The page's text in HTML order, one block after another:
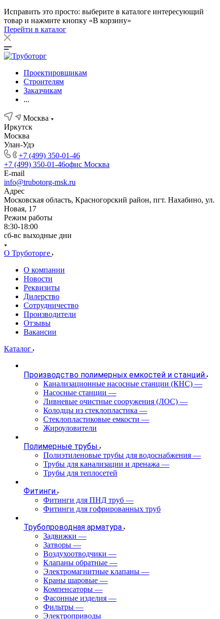
Исправить это просто: выберите в каталоге интересующий
товар и нажмите кнопку «В корзину»
Перейти в каталог
Проектировщикам
Строителям
Заказчикам
...
Москва
Иркутск
Москва
Улан-Удэ
+7 (499) 350-01-46
+7 (499) 350-01-46офис Москва
E-mail
info@trubotorg-msk.ru
Адрес
Московская область, Красногорский район, пгт. Нахабино, ул.
Новая, 17
Режим работы
8:30-18:00
сб-вс выходные дни
О Труботорге
О компании
Новости
Реквизиты
Дилерство
Сотрудничество
Производители
Отзывы
Вакансии
Каталог
Производство полимерных емкостей и станций
Канализационные насосные станции (КНС) —
Насосные станции —
Ливневые очистные сооружения (ЛОС) —
Колодцы из стеклопластика —
Стеклопластиковые емкости —
Жироуловители
Полимерные трубы
Полиэтиленовые трубы для водоснабжения —
Трубы для канализации и дренажа —
Трубы для теплосетей
Фитинги
Фитинги для ПНД труб —
Фитинги для гофрированных труб
Трубопроводная арматура
Задвижки —
Затворы —
Воздухоотводчики —
Клапаны обратные —
Электромагнитные клапаны —
Краны шаровые —
Компенсаторы —
Фасонные изделия —
Фильтры —
Электроприводы